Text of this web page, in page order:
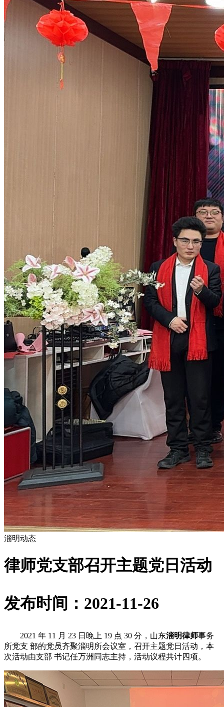
淄明动态
律师党支部召开主题党日活动
发布时间：2021-11-26
2021 年 11 月 23 日晚上 19 点 30 分，山东淄明律师事务
所党支 部的党员齐聚淄明所会议室，召开主题党日活动，本
次活动由支部 书记任万洲同志主持，活动议程共计四项。